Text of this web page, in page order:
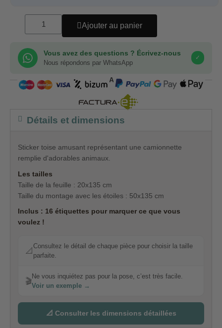
Ajouter au panier
Vous avez des questions ? Écrivez-nous
Nous répondons par WhatsApp
✓
COMPRA SEGURA
Détails et dimensions
Sticker toise amusant représentant une camionnette
remplie d'adorables animaux.
Les tailles
Taille de la feuille : 20x135 cm
Taille du montage avec les étoiles : 50x135 cm
Inclus : 16 étiquettes pour marquer ce que vous
voulez !
📐
Consultez le détail de chaque pièce pour choisir la taille
parfaite.
🎬
Ne vous inquiétez pas pour la pose, c’est très facile.
Voir un exemple →
📐 Consulter les dimensions détaillées